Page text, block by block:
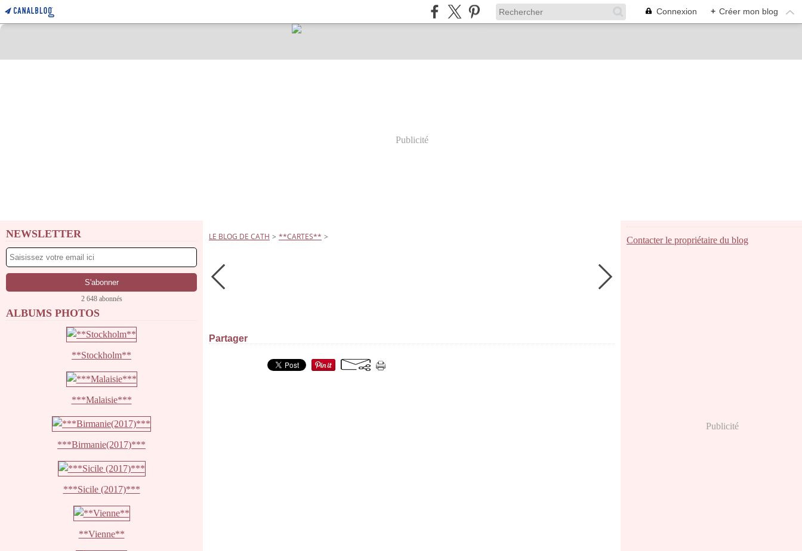
Connexion + Créer mon blog
Publicité
NEWSLETTER
2 648 abonnés
ALBUMS PHOTOS
**Stockholm**
***Malaisie***
***Birmanie(2017)***
***Sicile (2017)***
**Vienne**
LE BLOG DE CATH > **CARTES** >
Partager
Contacter le propriétaire du blog
Publicité